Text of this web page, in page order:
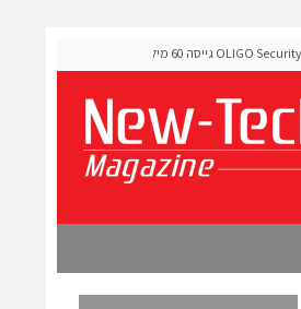
OLIGO Security גייסה 60 מיליון דולר להרחבת פלטפורמת אבטחת